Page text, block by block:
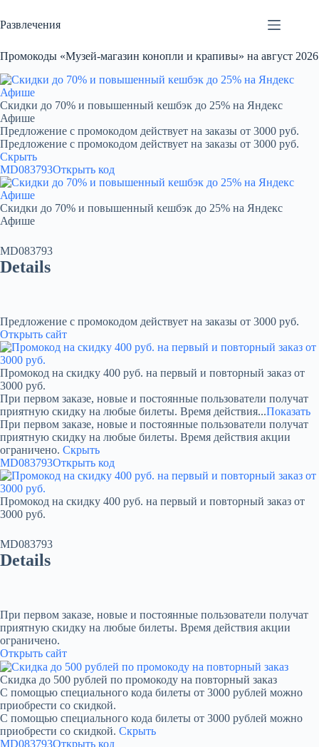
к
сути
Развлечения
Промокоды «Музей-магазин конопли и крапивы» на август 2026
Скидки до 70% и повышенный кешбэк до 25% на Яндекс
Афише
Предложение с промокодом действует на заказы от 3000 руб.
Предложение с промокодом действует на заказы от 3000 руб.
Скрыть
MD083793Открыть код
Скидки до 70% и повышенный кешбэк до 25% на Яндекс
Афише
MD083793
Details
Предложение с промокодом действует на заказы от 3000 руб.
Открыть сайт
Промокод на скидку 400 руб. на первый и повторный заказ от
3000 руб.
При первом заказе, новые и постоянные пользователи получат
приятную скидку на любые билеты. Время действия...Показать
При первом заказе, новые и постоянные пользователи получат
приятную скидку на любые билеты. Время действия акции
ограничено. Скрыть
MD083793Открыть код
Промокод на скидку 400 руб. на первый и повторный заказ от
3000 руб.
MD083793
Details
При первом заказе, новые и постоянные пользователи получат
приятную скидку на любые билеты. Время действия акции
ограничено.
Открыть сайт
Скидка до 500 рублей по промокоду на повторный заказ
С помощью специального кода билеты от 3000 рублей можно
приобрести со скидкой.
С помощью специального кода билеты от 3000 рублей можно
приобрести со скидкой. Скрыть
MD083793Открыть код